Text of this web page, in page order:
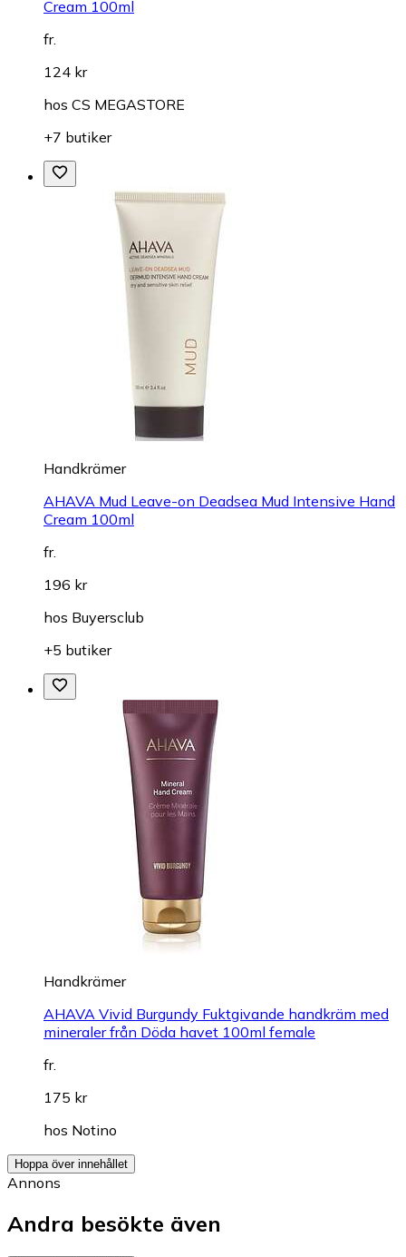
Cream 100ml
fr.
124 kr
hos CS MEGASTORE
+7 butiker
Handkrämer
AHAVA Mud Leave-on Deadsea Mud Intensive Hand
Cream 100ml
fr.
196 kr
hos Buyersclub
+5 butiker
Handkrämer
AHAVA Vivid Burgundy Fuktgivande handkräm med
mineraler från Döda havet 100ml female
fr.
175 kr
hos Notino
Hoppa över innehållet
Annons
Andra besökte även